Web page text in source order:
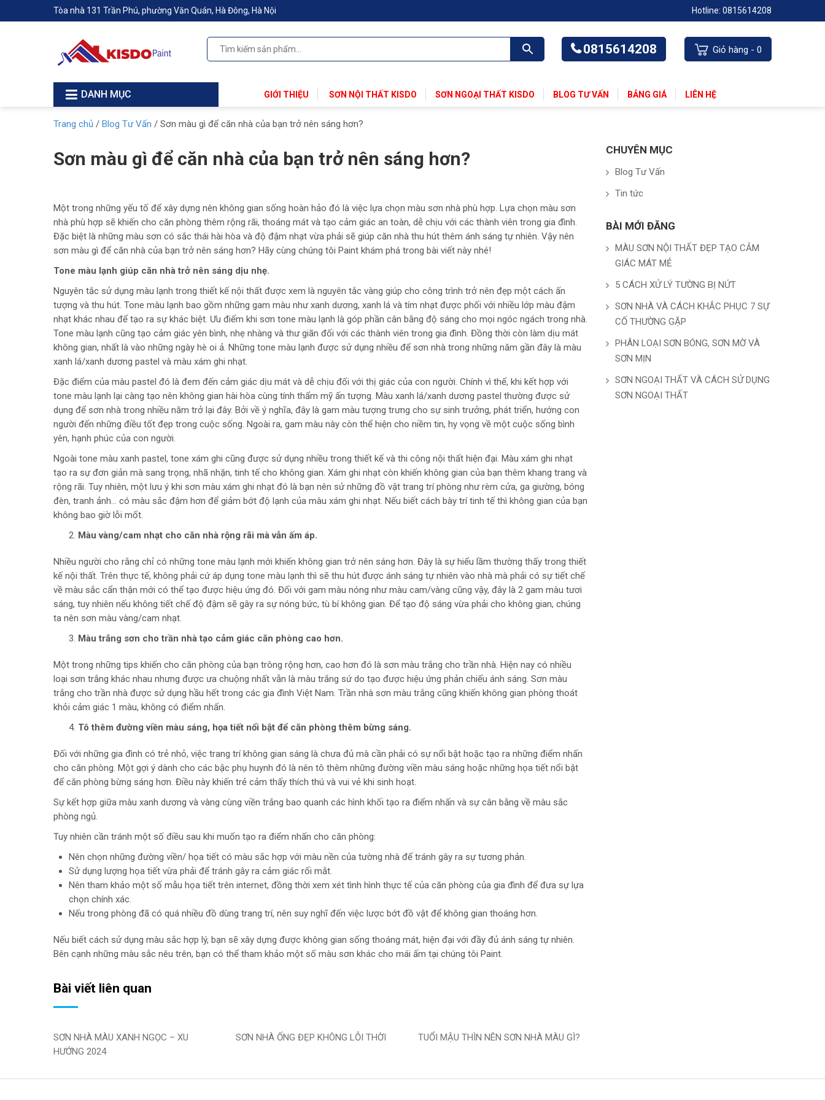
Tòa nhà 131 Trần Phú, phường Văn Quán, Hà Đông, Hà Nội Hotline: 0815614208
Giỏ hàng - 0
0815614208
DANH MỤC GIỚI THIỆU SƠN NỘI THẤT KISDO SƠN NGOẠI THẤT KISDO BLOG TƯ VẤN BẢNG GIÁ LIÊN HỆ
Trang chủ / Blog Tư Vấn / Sơn màu gì để căn nhà của bạn trở nên sáng hơn?
Sơn màu gì để căn nhà của bạn trở nên sáng hơn?
Một trong những yếu tố để xây dựng nên không gian sống hoàn hảo đó là việc lựa chọn màu sơn nhà phù hợp. Lựa chọn màu sơn
nhà phù hợp sẽ khiến cho căn phòng thêm rộng rãi, thoáng mát và tạo cảm giác an toàn, dễ chịu với các thành viên trong gia đình.
Đặc biệt là những màu sơn có sắc thái hài hòa và độ đậm nhạt vừa phải sẽ giúp căn nhà thu hút thêm ánh sáng tự nhiên. Vậy nên
sơn màu gì để căn nhà của bạn trở nên sáng hơn? Hãy cùng chúng tôi Paint khám phá trong bài viết này nhé!
Tone màu lạnh giúp căn nhà trở nên sáng dịu nhẹ.
Nguyên tắc sử dụng màu lạnh trong thiết kế nội thất được xem là nguyên tắc vàng giúp cho công trình trở nên đẹp một cách ấn
tượng và thu hút. Tone màu lạnh bao gồm những gam màu như xanh dương, xanh lá và tím nhạt được phối với nhiều lớp màu đậm
nhạt khác nhau để tạo ra sự khác biệt. Ưu điểm khi sơn tone màu lạnh là góp phần cân bằng độ sáng cho mọi ngóc ngách trong nhà.
Tone màu lạnh cũng tạo cảm giác yên bình, nhẹ nhàng và thư giãn đối với các thành viên trong gia đình. Đồng thời còn làm dịu mát
không gian, nhất là vào những ngày hè oi ả. Những tone màu lạnh được sử dụng nhiều để sơn nhà trong những năm gần đây là màu
xanh lá/xanh dương pastel và màu xám ghi nhạt.
Đặc điểm của màu pastel đó là đem đến cảm giác dịu mát và dễ chịu đối với thị giác của con người. Chính vì thế, khi kết hợp với
tone màu lạnh lại càng tạo nên không gian hài hòa cùng tính thẩm mỹ ấn tượng. Màu xanh lá/xanh dương pastel thường được sử
dụng để sơn nhà trong nhiều năm trở lại đây. Bởi về ý nghĩa, đây là gam màu tượng trưng cho sự sinh trưởng, phát triển, hướng con
người đến những điều tốt đẹp trong cuộc sống. Ngoài ra, gam màu này còn thể hiện cho niềm tin, hy vọng về một cuộc sống bình
yên, hạnh phúc của con người.
Ngoài tone màu xanh pastel, tone xám ghi cũng được sử dụng nhiều trong thiết kế và thi công nội thất hiện đại. Màu xám ghi nhạt
tạo ra sự đơn giản mà sang trọng, nhã nhặn, tinh tế cho không gian. Xám ghi nhạt còn khiến không gian của bạn thêm khang trang và
rộng rãi. Tuy nhiên, một lưu ý khi sơn màu xám ghi nhạt đó là bạn nên sử những đồ vật trang trí phòng như rèm cửa, ga giường, bóng
đèn, tranh ảnh… có màu sắc đậm hơn để giảm bớt độ lạnh của màu xám ghi nhạt. Nếu biết cách bày trí tinh tế thì không gian của bạn
không bao giờ lỗi mốt.
Màu vàng/cam nhạt cho căn nhà rộng rãi mà vẫn ấm áp.
Nhiều người cho rằng chỉ có những tone màu lạnh mới khiến không gian trở nên sáng hơn. Đây là sự hiểu lầm thường thấy trong thiết
kế nội thất. Trên thực tế, không phải cứ áp dụng tone màu lạnh thì sẽ thu hút được ánh sáng tự nhiên vào nhà mà phải có sự tiết chế
về màu sắc cẩn thận mới có thể tạo được hiệu ứng đó. Đối với gam màu nóng như màu cam/vàng cũng vậy, đây là 2 gam màu tươi
sáng, tuy nhiên nếu không tiết chế độ đậm sẽ gây ra sự nóng bức, tù bí không gian. Để tạo độ sáng vừa phải cho không gian, chúng
ta nên sơn màu vàng/cam nhạt.
Màu trắng sơn cho trần nhà tạo cảm giác căn phòng cao hơn.
Một trong những tips khiến cho căn phòng của bạn trông rộng hơn, cao hơn đó là sơn màu trắng cho trần nhà. Hiện nay có nhiều
loại sơn trắng khác nhau nhưng được ưa chuộng nhất vẫn là màu trắng sứ do tạo được hiệu ứng phản chiếu ánh sáng. Sơn màu
trắng cho trần nhà được sử dụng hầu hết trong các gia đình Việt Nam. Trần nhà sơn màu trắng cũng khiến không gian phòng thoát
khỏi cảm giác 1 màu, không có điểm nhấn.
Tô thêm đường viền màu sáng, họa tiết nổi bật để căn phòng thêm bừng sáng.
Đối với những gia đình có trẻ nhỏ, việc trang trí không gian sáng là chưa đủ mà cần phải có sự nổi bật hoặc tạo ra những điểm nhấn
cho căn phòng. Một gợi ý dành cho các bậc phụ huynh đó là nên tô thêm những đường viền màu sáng hoặc những họa tiết nổi bật
để căn phòng bừng sáng hơn. Điều này khiến trẻ cảm thấy thích thú và vui vẻ khi sinh hoạt.
Sự kết hợp giữa màu xanh dương và vàng cùng viền trắng bao quanh các hình khối tạo ra điểm nhấn và sự cân bằng về màu sắc
phòng ngủ.
Tuy nhiên cần tránh một số điều sau khi muốn tạo ra điểm nhấn cho căn phòng:
Nên chọn những đường viền/ họa tiết có màu sắc hợp với màu nền của tường nhà để tránh gây ra sự tương phản.
Sử dụng lượng họa tiết vừa phải để tránh gây ra cảm giác rối mắt.
Nên tham khảo một số mẫu họa tiết trên internet, đồng thời xem xét tình hình thực tế của căn phòng của gia đình để đưa sự lựa
chọn chính xác.
Nếu trong phòng đã có quá nhiều đồ dùng trang trí, nên suy nghĩ đến việc lược bớt đồ vật để không gian thoáng hơn.
Nếu biết cách sử dụng màu sắc hợp lý, bạn sẽ xây dựng được không gian sống thoáng mát, hiện đại với đầy đủ ánh sáng tự nhiên.
Bên cạnh những màu sắc nêu trên, bạn có thể tham khảo một số màu sơn khác cho mái ấm tại chúng tôi Paint.
Bài viết liên quan
SƠN NHÀ MÀU XANH NGỌC – XU
HƯỚNG 2024
SƠN NHÀ ỐNG ĐẸP KHÔNG LỖI THỜI TUỔI MẬU THÌN NÊN SƠN NHÀ MÀU GÌ?
CHUYÊN MỤC
Blog Tư Vấn
Tin tức
BÀI MỚI ĐĂNG
MÀU SƠN NỘI THẤT ĐẸP TẠO CẢM
GIÁC MÁT MẺ
5 CÁCH XỬ LÝ TƯỜNG BỊ NỨT
SƠN NHÀ VÀ CÁCH KHẮC PHỤC 7 SỰ
CỐ THƯỜNG GẶP
PHÂN LOẠI SƠN BÓNG, SƠN MỜ VÀ
SƠN MỊN
SƠN NGOẠI THẤT VÀ CÁCH SỬ DỤNG
SƠN NGOẠI THẤT